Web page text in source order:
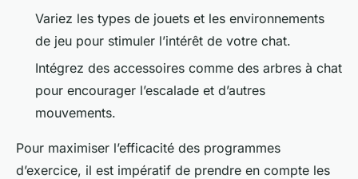
Variez les types de jouets et les environnements
de jeu pour stimuler l’intérêt de votre chat.
Intégrez des accessoires comme des arbres à chat
pour encourager l’escalade et d’autres
mouvements.
Pour maximiser l’efficacité des programmes
d’exercice, il est impératif de prendre en compte les